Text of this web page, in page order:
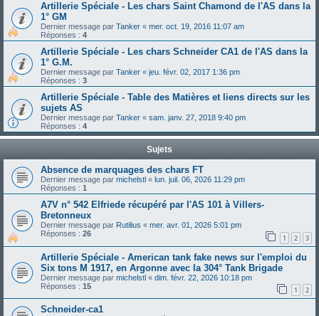
Artillerie Spéciale - Les chars Saint Chamond de l'AS dans la
1° GM
Dernier message par Tanker « mer. oct. 19, 2016 11:07 am
Réponses : 4
Artillerie Spéciale - Les chars Schneider CA1 de l'AS dans la
1° G.M.
Dernier message par Tanker « jeu. févr. 02, 2017 1:36 pm
Réponses : 3
Artillerie Spéciale - Table des Matières et liens directs sur les
sujets AS
Dernier message par Tanker « sam. janv. 27, 2018 9:40 pm
Réponses : 4
Sujets
Absence de marquages des chars FT
Dernier message par michelstl « lun. juil. 06, 2026 11:29 pm
Réponses : 1
A7V n° 542 Elfriede récupéré par l'AS 101 à Villers-
Bretonneux
Dernier message par Rutilius « mer. avr. 01, 2026 5:01 pm
Réponses : 26 1 2 3
Artillerie Spéciale - American tank fake news sur l'emploi du
Six tons M 1917, en Argonne avec la 304° Tank Brigade
Dernier message par michelstl « dim. févr. 22, 2026 10:18 pm
Réponses : 15 1 2
Schneider-ca1